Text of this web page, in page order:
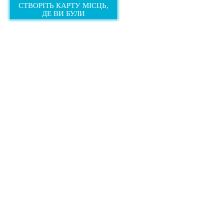
СТВОРІТЬ КАРТУ МІСЦЬ,
ДЕ ВИ БУЛИ